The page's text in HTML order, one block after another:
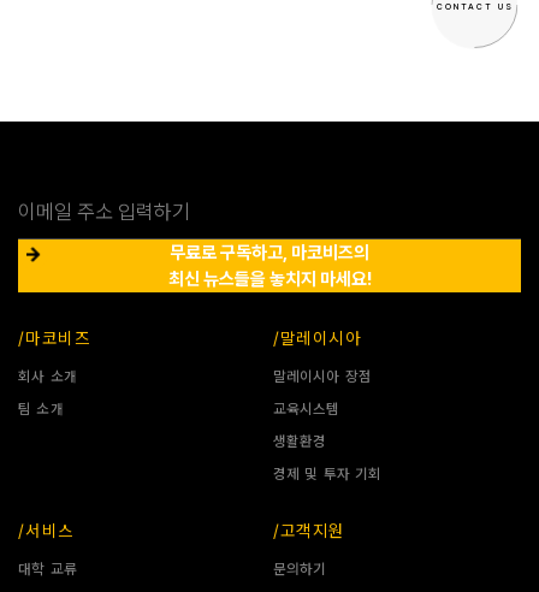
CONTACT US
무료로 구독하고, 마코비즈의
최신 뉴스들을 놓치지 마세요!
/마코비즈
회사 소개
팀 소개
/말레이시아
말레이시아 장점
교육시스템
생활환경
경제 및 투자 기회
/서비스
대학 교류
/고객지원
문의하기